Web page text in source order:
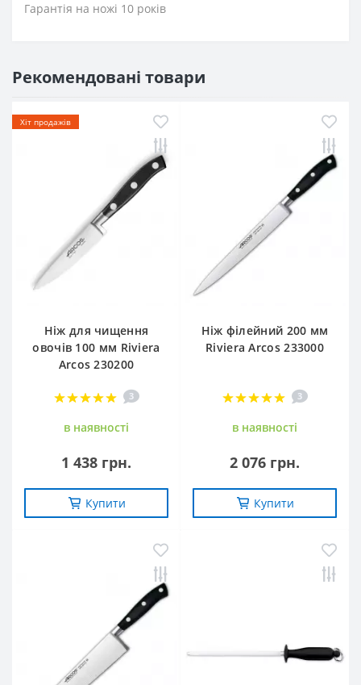
Гарантія на ножі 10 років
Рекомендовані товари
Хіт продажів
Ніж для чищення
овочів 100 мм Riviera
Arcos 230200
3
в наявностi
1 438 грн.
Купити
Ніж філейний 200 мм
Riviera Arcos 233000
3
в наявностi
2 076 грн.
Купити